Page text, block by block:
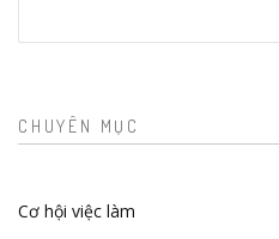
CHUYÊN MỤC
Cơ hội việc làm